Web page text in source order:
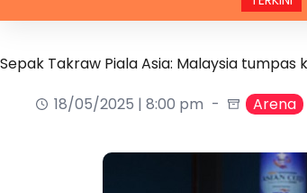
Sepak Takraw Piala Asia: Malaysia
18/05/2025 | 8:00 pm
Arena